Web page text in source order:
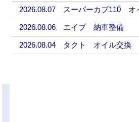
2026.08.07 スーパーカブ110 オ
2026.08.06 エイプ 納車整備
2026.08.04 タクト オイル交換